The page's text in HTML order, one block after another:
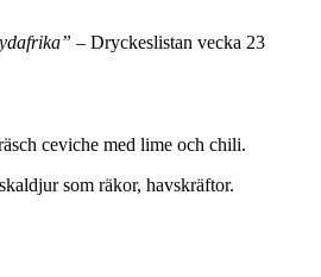
– Dryckeslistan vecka 23
ceviche med lime och chili.
som räkor, havskräftor.